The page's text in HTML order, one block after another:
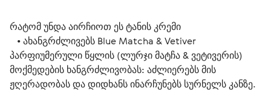
რატომ უნდა აირჩიოთ ეს ტანის კრემი
• ახანგრძლივებს Blue Matcha & Vetiver
პარფიუმერული წყლის (ლურჯი მატჩა & ვეტივერის)
მოქმედების ხანგრძლივობას: აძლიერებს მის
ჟღერადობას და დიდხანს ინარჩუნებს სურნელს კანზე.